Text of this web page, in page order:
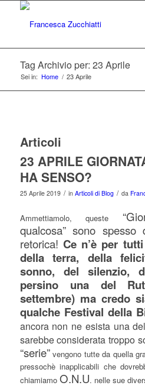
Tag Archivio per: 23 Aprile
Sei in: Home / 23 Aprile
Articoli
23 APRILE
HA SENSO?
25 Aprile 2019 / in Articoli di Blog / da
Ammettiamolo, queste
qualcosa” sono spesso
retorica! Ce n’è per
della terra, della
sonno, del silenzio,
persino una del
settembre) ma credo
qualche Festival della
ancora non ne esista una
sarebbe considerata troppo
“serie”vengono tutte da quella
pressochè inapplicabili che
chiamiamo O.N.U. nelle sue